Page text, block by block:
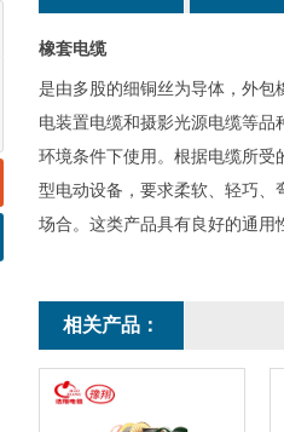
橡套电缆
是由多股的细铜丝为导体，外
电装置电缆和摄影光源电缆等
环境条件下使用。根据电缆所
型电动设备，要求柔软、轻巧
场合。这类产品具有良好的通
相关产品：